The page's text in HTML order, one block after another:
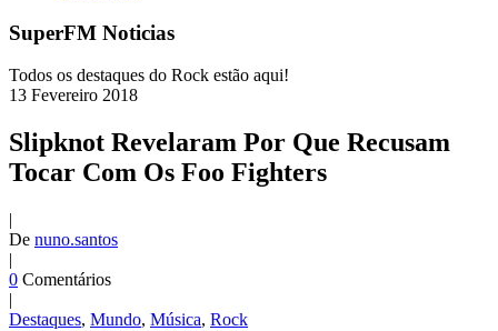
SuperFM Noticias
Todos os destaques do Rock estão aqui!
13 Fevereiro 2018
Slipknot Revelaram Por Que Recusam
Tocar Com Os Foo Fighters
|
De nuno.santos
|
0 Comentários
|
Destaques, Mundo, Música, Rock